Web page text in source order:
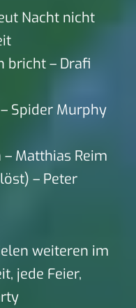
Nacht nicht
bricht – Drafi
Spider Murphy
Matthias Reim
– Peter
weiteren im
jede Feier,